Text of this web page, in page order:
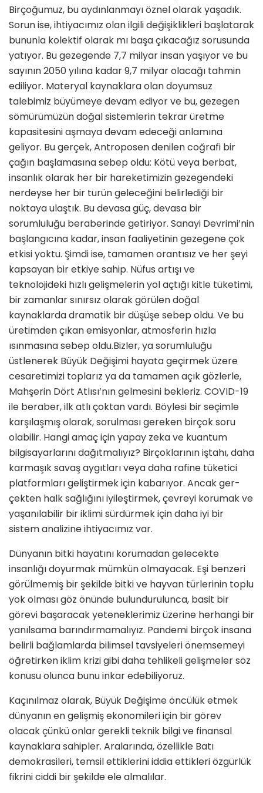
Birçoğumuz, bu aydınlanmayı öznel olarak yaşadık.
Sorun ise, ihtiyacımız olan ilgili değişiklikleri başlatarak
bununla kolektif olarak mı başa çıkacağız sorusunda
yatıyor. Bu gezegende 7,7 milyar insan yaşıyor ve bu
sayının 2050 yılına kadar 9,7 milyar olacağı tahmin
ediliyor. Materyal kaynaklara olan doyumsuz
talebimiz büyümeye devam ediyor ve bu, gezegen
sömürümüzün doğal sistemlerin tekrar üretme
kapasitesini aşmaya devam edeceği anlamına
geliyor. Bu gerçek, Antroposen denilen coğrafi bir
çağın başlamasına sebep oldu: Kötü veya berbat,
insanlık olarak her bir hareketimizin gezegendeki
nerdeyse her bir turün geleceğini belirlediği bir
noktaya ulaştık. Bu devasa güç, devasa bir
sorumluluğu beraberinde getiriyor. Sanayi Devrimi’nin
başlangıcına kadar, insan faaliyetinin gezegene çok
etkisi yoktu. Şimdi ise, tamamen orantısız ve her şeyi
kapsayan bir etkiye sahip. Nüfus artışı ve
teknolojideki hızlı gelişmelerin yol açtığı kitle tüketimi,
bir zamanlar sınırsız olarak görülen doğal
kaynaklarda dramatik bir düşüşe sebep oldu. Ve bu
üretimden çıkan emisyonlar, atmosferin hızla
ısınmasına sebep oldu.Bizler, ya sorumluluğu
üstlenerek Büyük Değişimi hayata geçirmek üzere
cesaretimizi toplarız ya da tamamen açık gözlerle,
Mahşerin Dört Atlısı’nın gelmesini bekleriz. COVID-19
ile beraber, ilk atlı çoktan vardı. Böylesi bir seçimle
karşılaşmış olarak, sorul­ması gereken birçok soru
olabilir. Hangi amaç için yapay zeka ve kuantum
bilgisayarlarını da­ğıtmalıyız? Birçoklarının iştahı, daha
karmaşık savaş aygıtları veya daha rafine tüketici
plat­formları geliştirmek için kabarıyor. Ancak ger­
çekten halk sağlığını iyileştirmek, çevreyi koru­mak ve
yaşanılabilir bir iklimi sürdürmek için daha iyi bir
sistem analizine ihtiyacımız var.
Dünyanın bitki hayatını korumadan gelecekte
insanlığı doyurmak mümkün olmayacak. Eşi benzeri
görülmemiş bir şekilde bitki ve hayvan türlerinin toplu
yok olması göz önünde bulundurulunca, basit bir
görevi başaracak yetenek­lerimiz üzerine herhangi bir
yanılsama barın­dırmamalıyız. Pandemi birçok insana
belirli bağlamlarda bilimsel tavsiyeleri önemsemeyi
öğretirken iklim krizi gibi daha tehlikeli geliş­meler söz
konusu olunca bunu inkar edebili­yoruz.
Kaçınılmaz olarak, Büyük Değişime öncülük etmek
dünyanın en gelişmiş ekonomileri için bir görev
olacak çünkü onlar gerekli teknik bil­gi ve finansal
kaynaklara sahipler. Aralarında, özellikle Batı
demokrasileri, temsil ettiklerini iddia ettikleri özgürlük
fikrini ciddi bir şekilde ele almalılar.